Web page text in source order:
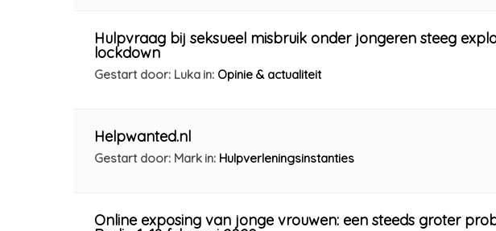
Hulpvraag bij seksueel misbruik onder jongeren steeg
lockdown
Gestart door: Luka in: Opinie & actualiteit
Helpwanted.nl
Gestart door: Mark in: Hulpverleningsinstanties
Online exposing van jonge vrouwen: een steeds groter